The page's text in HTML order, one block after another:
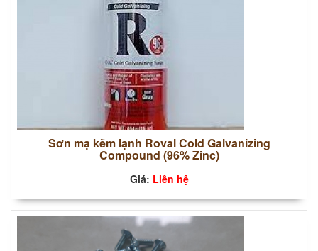
Sơn mạ kẽm lạnh Roval Cold Galvanizing
Compound (96% Zinc)
Giá: Liên hệ